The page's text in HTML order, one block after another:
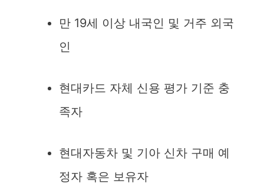
만 19세 이상 내국인 및 거주 외국
인
현대카드 자체 신용 평가 기준 충
족자
현대자동차 및 기아 신차 구매 예
정자 혹은 보유자